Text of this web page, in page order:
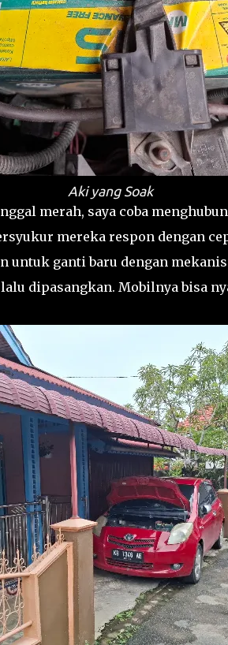
Aki yang Soak
merah, saya coba
mereka respon dengan
untuk ganti baru dengan
dipasangkan. Mobilnya bisa